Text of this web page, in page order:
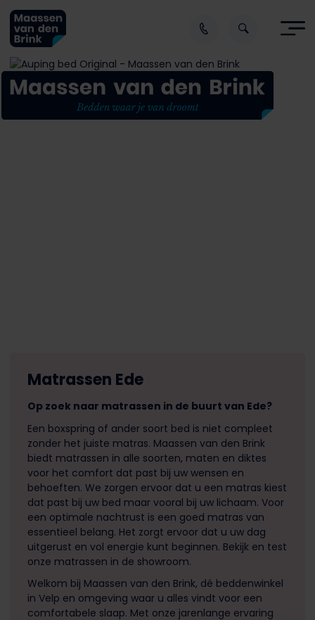
Matrassen Ede
Op zoek naar matrassen in de buurt van Ede?
Een boxspring of ander soort bed is niet compleet
zonder het juiste matras. Maassen van den Brink
biedt matrassen in alle soorten, maten en diktes
voor het comfort dat past bij uw wensen en
behoeften. We zorgen ervoor dat u een matras kiest
dat past bij uw bed maar vooral bij uw lichaam. Voor
een optimale nachtrust is een goed matras van
essentieel belang. Het zorgt ervoor dat u uw dag
uitgerust en vol energie kunt beginnen. Bekijk en test
onze matrassen in de showroom.
Welkom bij Maassen van den Brink, dé beddenwinkel
in Velp en omgeving waar u alles vindt voor een
comfortabele slaap. Met onze jarenlange ervaring